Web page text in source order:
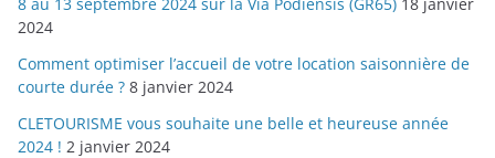
2024
Comment optimiser l’accueil de votre location saisonnière de
courte durée ? 8 janvier 2024
CLETOURISME vous souhaite une belle et heureuse année
2024 ! 2 janvier 2024